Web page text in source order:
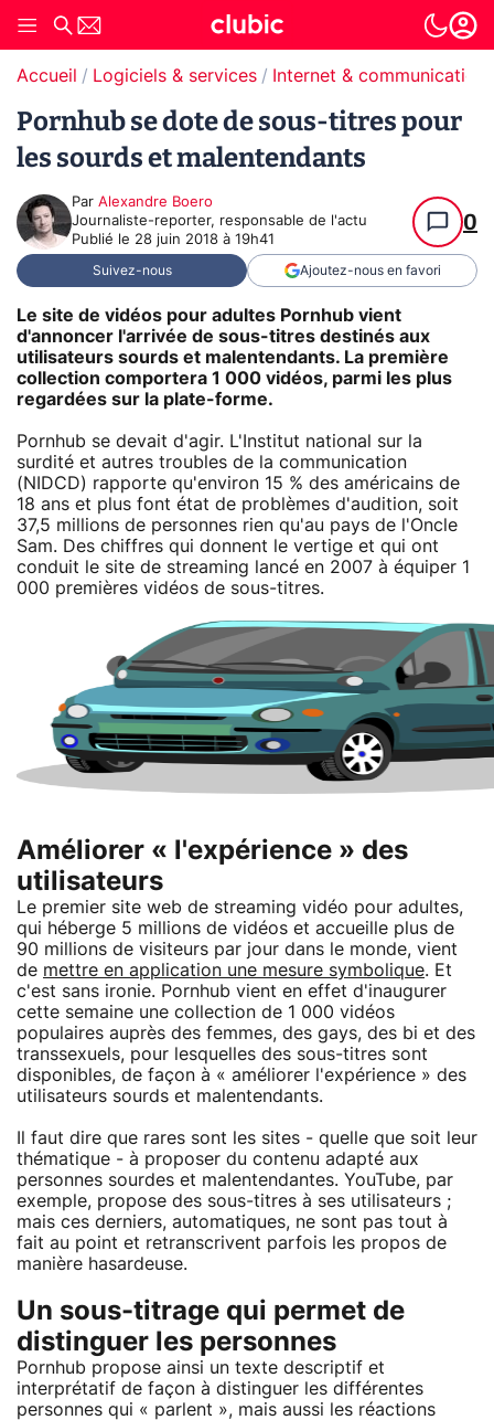
Accueil Logiciels & services Internet & communication
Pornhub se dote de sous-titres pour
les sourds et malentendants
Par Alexandre Boero
Journaliste-reporter, responsable de l'actu
Publié le 28 juin 2018 à 19h41
0
Suivez-nous Ajoutez-nous en favori
Le site de vidéos pour adultes Pornhub vient
d'annoncer l'arrivée de sous-titres destinés aux
utilisateurs sourds et malentendants. La première
collection comportera 1 000 vidéos, parmi les plus
regardées sur la plate-forme.
Pornhub se devait d'agir. L'Institut national sur la
surdité et autres troubles de la communication
(NIDCD) rapporte qu'environ 15 % des américains de
18 ans et plus font état de problèmes d'audition, soit
37,5 millions de personnes rien qu'au pays de l'Oncle
Sam. Des chiffres qui donnent le vertige et qui ont
conduit le site de streaming lancé en 2007 à équiper 1
000 premières vidéos de sous-titres.
Améliorer « l'expérience » des
utilisateurs
Le premier site web de streaming vidéo pour adultes,
qui héberge 5 millions de vidéos et accueille plus de
90 millions de visiteurs par jour dans le monde, vient
de mettre en application une mesure symbolique. Et
c'est sans ironie. Pornhub vient en effet d'inaugurer
cette semaine une collection de 1 000 vidéos
populaires auprès des femmes, des gays, des bi et des
transsexuels, pour lesquelles des sous-titres sont
disponibles, de façon à « améliorer l'expérience » des
utilisateurs sourds et malentendants.
Il faut dire que rares sont les sites - quelle que soit leur
thématique - à proposer du contenu adapté aux
personnes sourdes et malentendantes. YouTube, par
exemple, propose des sous-titres à ses utilisateurs ;
mais ces derniers, automatiques, ne sont pas tout à
fait au point et retranscrivent parfois les propos de
manière hasardeuse.
Un sous-titrage qui permet de
distinguer les personnes
Pornhub propose ainsi un texte descriptif et
interprétatif de façon à distinguer les différentes
personnes qui « parlent », mais aussi les réactions